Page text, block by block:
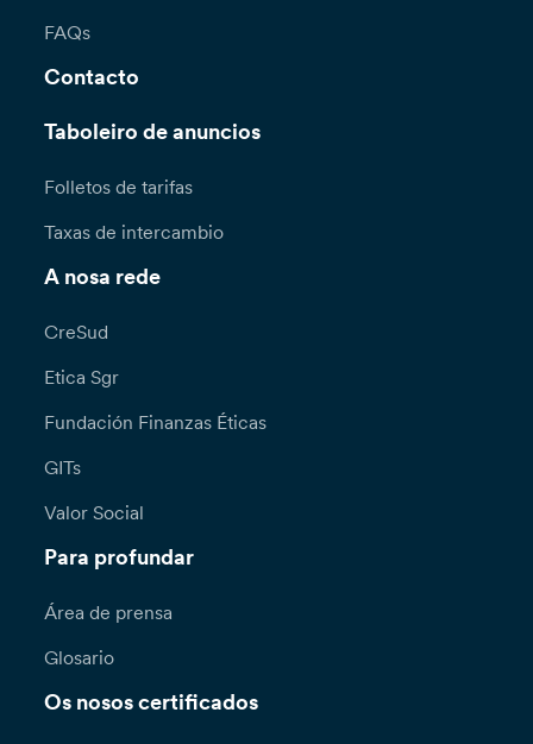
FAQs
Contacto
Taboleiro de anuncios
Folletos de tarifas
Taxas de intercambio
A nosa rede
CreSud
Etica Sgr
Fundación Finanzas Éticas
GITs
Valor Social
Para profundar
Área de prensa
Glosario
Os nosos certificados